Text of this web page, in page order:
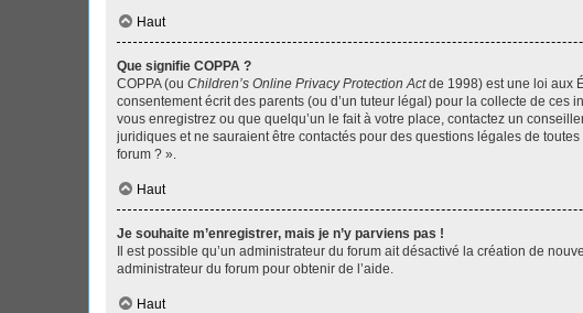
Haut
Que signifie COPPA ?
COPPA (ou Children’s Online Privacy Protection Actde 1998) est une loi aux
consentement écrit des parents (ou d’un tuteur légal) pour la collecte de ces
vous enregistrez ou que quelqu’un le fait à votre place, contactez un
juridiques et ne sauraient être contactés pour des questions légales de
forum ? ».
Haut
Je souhaite m’enregistrer, mais je n’y parviens pas !
Il est possible qu’un administrateur du forum ait désactivé la création de
administrateur du forum pour obtenir de l’aide.
Haut